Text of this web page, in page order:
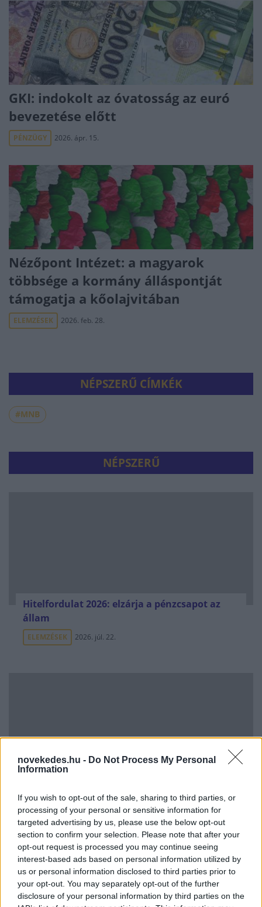
novekedes.hu - Do Not Process My Personal
Information
If you wish to opt-out of the sale, sharing to third parties, or
processing of your personal or sensitive information for
targeted advertising by us, please use the below opt-out
section to confirm your selection. Please note that after your
opt-out request is processed you may continue seeing
interest-based ads based on personal information utilized by
us or personal information disclosed to third parties prior to
your opt-out. You may separately opt-out of the further
disclosure of your personal information by third parties on the
GKI: indokolt az óvatosság az euró
bevezetése előtt
PÉNZÜGY 2026. ápr. 15.
Nézőpont Intézet: a magyarok
többsége a kormány álláspontját
támogatja a kőolajvitában
ELEMZÉSEK 2026. feb. 28.
NÉPSZERŰ CÍMKÉK
#MNB
NÉPSZERŰ
Hitelfordulat 2026: elzárja a pénzcsapot az
állam
ELEMZÉSEK 2026. júl. 22.
pénzek érkezéséhez még szükségesek
ELEMZÉSEK 2026. júl. 20.